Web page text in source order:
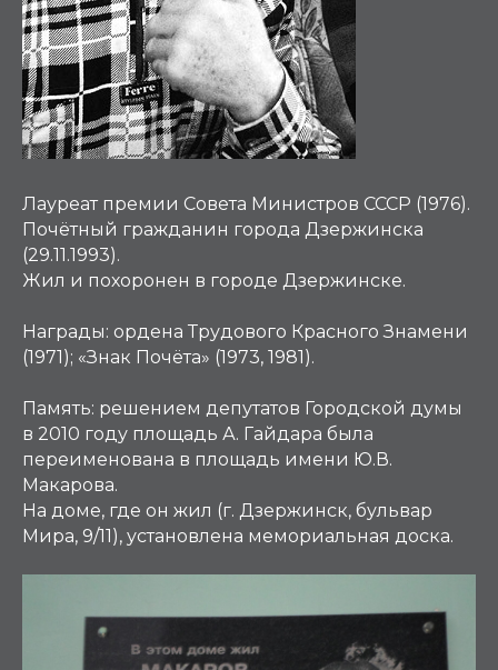
Лауреат премии Совета Министров СССР (1976).
Почётный гражданин города Дзержинска
(29.11.1993).
Жил и похоронен в городе Дзержинске.
Награды: ордена Трудового Красного Знамени
(1971); «Знак Почёта» (1973, 1981).
Память: решением депутатов Городской думы
в 2010 году площадь А. Гайдара была
переименована в площадь имени Ю.В.
Макарова.
На доме, где он жил (г. Дзержинск, бульвар
Мира, 9/11), установлена мемориальная доска.